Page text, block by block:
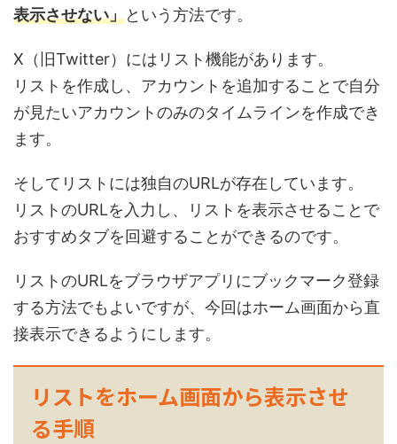
表示させない」という方法です。
X（旧Twitter）にはリスト機能があります。
リストを作成し、アカウントを追加することで自分
が見たいアカウントのみのタイムラインを作成でき
ます。
そしてリストには独自のURLが存在しています。
リストのURLを入力し、リストを表示させることで
おすすめタブを回避することができるのです。
リストのURLをブラウザアプリにブックマーク登録
する方法でもよいですが、今回はホーム画面から直
接表示できるようにします。
リストをホーム画面から表示させ
る手順